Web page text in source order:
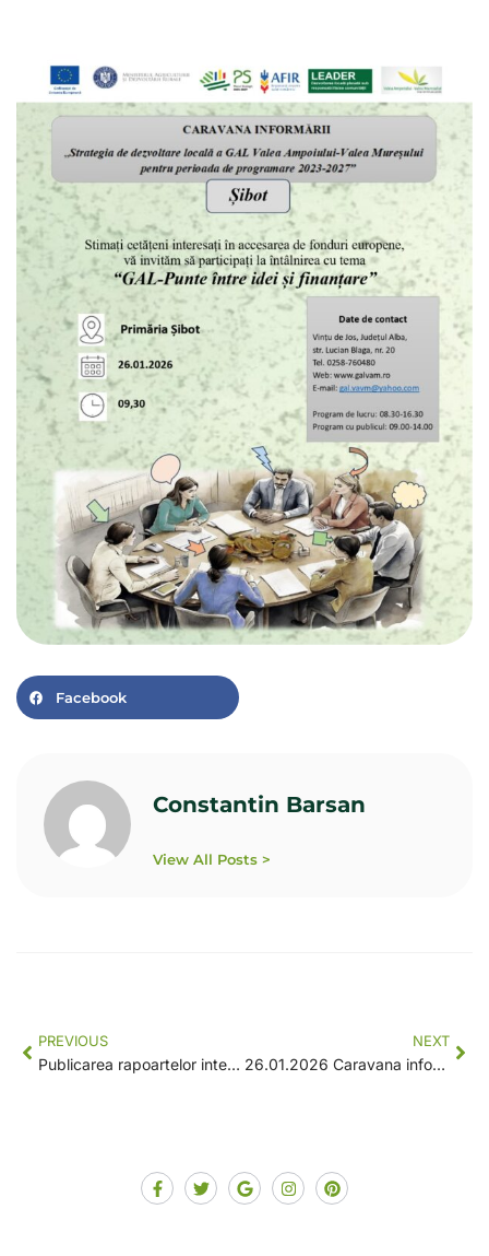
Facebook
Constantin Barsan
View All Posts >
PREVIOUS
Publicarea rapoartelor intermediare de selecție – sesiunea 22.01.2026, GAL Valea Ampoiului – Valea Mureșului
NEXT
26.01.2026 Caravana informarii – GAL – Punte intre idei si finantare